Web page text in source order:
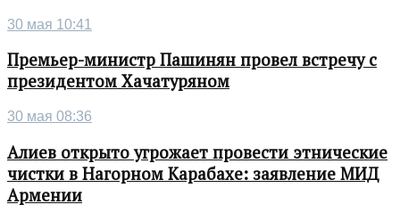
30 мая 10:41
Премьер-министр Пашинян провел встречу с
президентом Хачатуряном
30 мая 08:36
Алиев открыто угрожает провести этнические
чистки в Нагорном Карабахе: заявление МИД
Армении